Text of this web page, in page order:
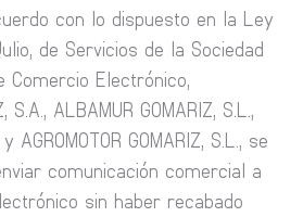
con lo dispuesto en la Ley
de Servicios de la Sociedad
Electrónico,
S.A., ALBAMUR GOMARIZ, S.L.,
AGROMOTOR GOMARIZ, S.L., se
comunicación comercial a
sin haber recabado